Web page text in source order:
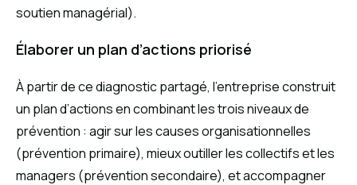
soutien managérial).
Élaborer un plan d’actions priorisé
À partir de ce diagnostic partagé, l’entreprise construit
un plan d’actions en combinant les trois niveaux de
prévention : agir sur les causes organisationnelles
(prévention primaire), mieux outiller les collectifs et les
managers (prévention secondaire), et accompagner